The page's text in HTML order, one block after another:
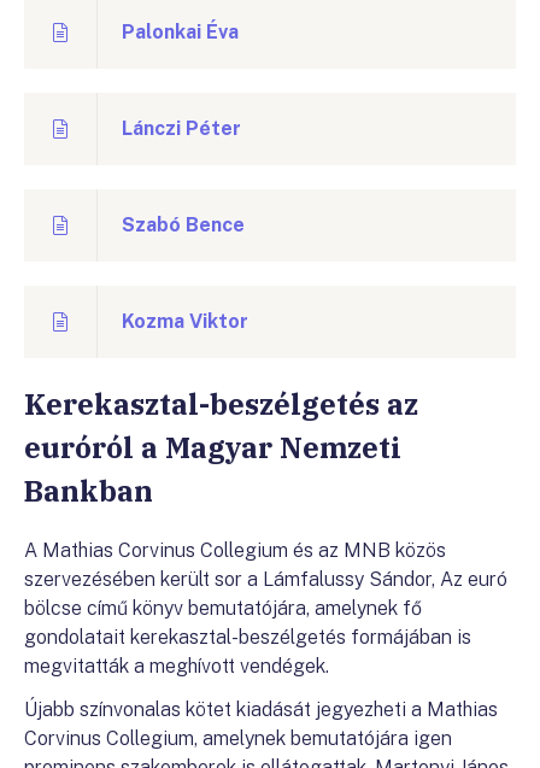
Palonkai Éva
Lánczi Péter
Szabó Bence
Kozma Viktor
Kerekasztal-beszélgetés az
euróról a Magyar Nemzeti
Bankban
A Mathias Corvinus Collegium és az MNB közös
szervezésében került sor a Lámfalussy Sándor, Az euró
bölcse című könyv bemutatójára, amelynek fő
gondolatait kerekasztal-beszélgetés formájában is
megvitatták a meghívott vendégek.
Újabb színvonalas kötet kiadását jegyezheti a Mathias
Corvinus Collegium, amelynek bemutatójára igen